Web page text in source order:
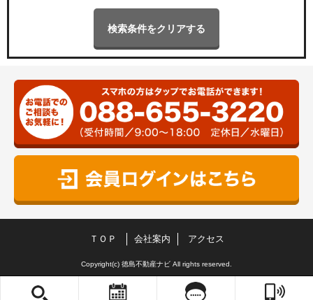
検索条件をクリアする
ＴＯＰ 会社案内 アクセス
Copyright(c) 徳島不動産ナビ All rights reserved.